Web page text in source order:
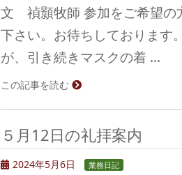
文 禎顥牧師 参加をご希望の
下さい。お待ちしております
が、引き続きマスクの着 …
この記事を読む
５月12日の礼拝案内
2024年5月6日 業務日記